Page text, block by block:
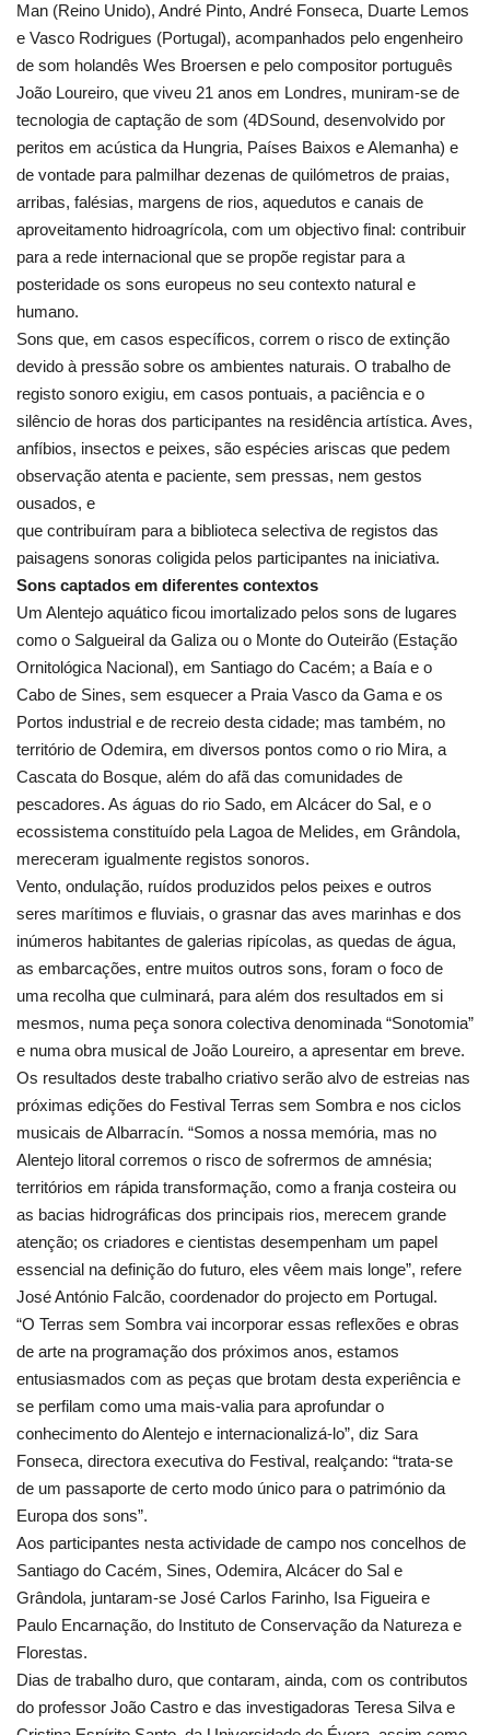
Man (Reino Unido), André Pinto, André Fonseca, Duarte Lemos
e Vasco Rodrigues (Portugal), acompanhados pelo engenheiro
de som holandês Wes Broersen e pelo compositor português
João Loureiro, que viveu 21 anos em Londres, muniram-se de
tecnologia de captação de som (4DSound, desenvolvido por
peritos em acústica da Hungria, Países Baixos e Alemanha) e
de vontade para palmilhar dezenas de quilómetros de praias,
arribas, falésias, margens de rios, aquedutos e canais de
aproveitamento hidroagrícola, com um objectivo final: contribuir
para a rede internacional que se propõe registar para a
posteridade os sons europeus no seu contexto natural e
humano.
Sons que, em casos específicos, correm o risco de extinção
devido à pressão sobre os ambientes naturais. O trabalho de
registo sonoro exigiu, em casos pontuais, a paciência e o
silêncio de horas dos participantes na residência artística. Aves,
anfíbios, insectos e peixes, são espécies ariscas que pedem
observação atenta e paciente, sem pressas, nem gestos
ousados, e
que contribuíram para a biblioteca selectiva de registos das
paisagens sonoras coligida pelos participantes na iniciativa.
Sons captados em diferentes contextos
Um Alentejo aquático ficou imortalizado pelos sons de lugares
como o Salgueiral da Galiza ou o Monte do Outeirão (Estação
Ornitológica Nacional), em Santiago do Cacém; a Baía e o
Cabo de Sines, sem esquecer a Praia Vasco da Gama e os
Portos industrial e de recreio desta cidade; mas também, no
território de Odemira, em diversos pontos como o rio Mira, a
Cascata do Bosque, além do afã das comunidades de
pescadores. As águas do rio Sado, em Alcácer do Sal, e o
ecossistema constituído pela Lagoa de Melides, em Grândola,
mereceram igualmente registos sonoros.
Vento, ondulação, ruídos produzidos pelos peixes e outros
seres marítimos e fluviais, o grasnar das aves marinhas e dos
inúmeros habitantes de galerias ripícolas, as quedas de água,
as embarcações, entre muitos outros sons, foram o foco de
uma recolha que culminará, para além dos resultados em si
mesmos, numa peça sonora colectiva denominada “Sonotomia”
e numa obra musical de João Loureiro, a apresentar em breve.
Os resultados deste trabalho criativo serão alvo de estreias nas
próximas edições do Festival Terras sem Sombra e nos ciclos
musicais de Albarracín. “Somos a nossa memória, mas no
Alentejo litoral corremos o risco de sofrermos de amnésia;
territórios em rápida transformação, como a franja costeira ou
as bacias hidrográficas dos principais rios, merecem grande
atenção; os criadores e cientistas desempenham um papel
essencial na definição do futuro, eles vêem mais longe”, refere
José António Falcão, coordenador do projecto em Portugal.
“O Terras sem Sombra vai incorporar essas reflexões e obras
de arte na programação dos próximos anos, estamos
entusiasmados com as peças que brotam desta experiência e
se perfilam como uma mais-valia para aprofundar o
conhecimento do Alentejo e internacionalizá-lo”, diz Sara
Fonseca, directora executiva do Festival, realçando: “trata-se
de um passaporte de certo modo único para o património da
Europa dos sons”.
Aos participantes nesta actividade de campo nos concelhos de
Santiago do Cacém, Sines, Odemira, Alcácer do Sal e
Grândola, juntaram-se José Carlos Farinho, Isa Figueira e
Paulo Encarnação, do Instituto de Conservação da Natureza e
Florestas.
Dias de trabalho duro, que contaram, ainda, com os contributos
do professor João Castro e das investigadoras Teresa Silva e